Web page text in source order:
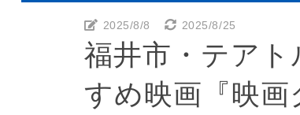
2025/8/8 2025/8/25
福井市・テア
すめ映画『映